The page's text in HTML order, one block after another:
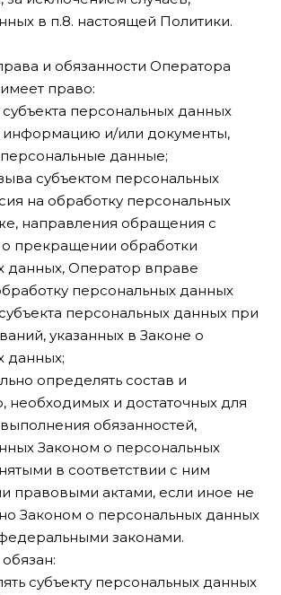
в п.8. настоящей Политики.
и обязанности Оператора
право:
субъекта персональных данных
и/или документы,
данные;
субъектом персональных
на обработку персональных
направления обращения с
прекращении обработки
данных, Оператор вправе
персональных данных
персональных данных при
указанных в Законе о
данных;
определять состав и
необходимых и достаточных для
обязанностей,
Законом о персональных
в соответствии с ним
правовыми актами, если иное не
Законом о персональных данных
законами.
субъекту персональных данных